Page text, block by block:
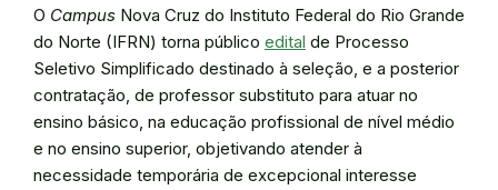
O Campus Nova Cruz do Instituto Federal do Rio Grande
do Norte (IFRN) torna público edital de Processo
Seletivo Simplificado destinado à seleção, e a posterior
contratação, de professor substituto para atuar no
ensino básico, na educação profissional de nível médio
e no ensino superior, objetivando atender à
necessidade temporária de excepcional interesse